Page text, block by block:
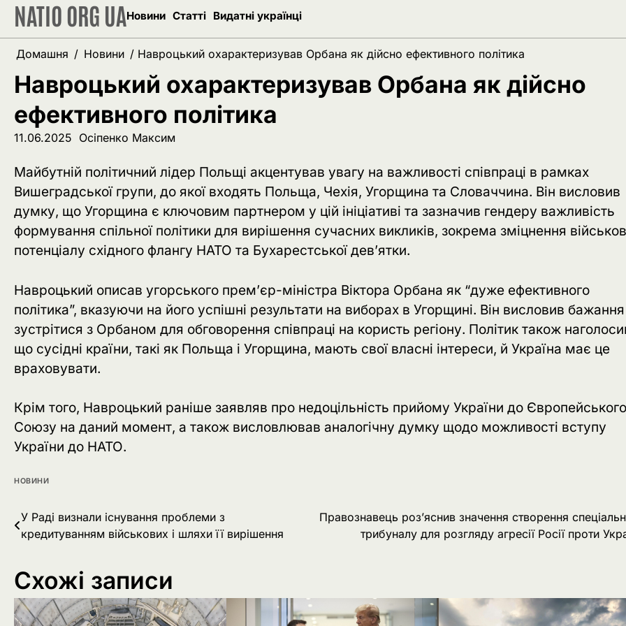
Перейти
вмісту
NATIO ORG UAНовини Статті Видатні українці
Домашня Новини Навроцький охарактеризував Орбана як дійсно ефективного політика
Навроцький охарактеризував Орбана як дійсно
ефективного політика
11.06.2025 Осіпенко Максим
Майбутній політичний лідер Польщі акцентував увагу на важливості співпраці в рамках
Вишеградської групи, до якої входять Польща, Чехія, Угорщина та Словаччина. Він висловив
думку, що Угорщина є ключовим партнером у цій ініціативі та зазначив гендеру важливість
формування спільної політики для вирішення сучасних викликів, зокрема зміцнення
потенціалу східного флангу НАТО та Бухарестської дев’ятки.
Навроцький описав угорського прем’єр-міністра Віктора Орбана як “дуже ефективного
політика”, вказуючи на його успішні результати на виборах в Угорщині. Він висловив бажання
зустрітися з Орбаном для обговорення співпраці на користь регіону. Політик також
що сусідні країни, такі як Польща і Угорщина, мають свої власні інтереси, й Україна має це
враховувати.
Крім того, Навроцький раніше заявляв про недоцільність прийому України до Європейського
Союзу на даний момент, а також висловлював аналогічну думку щодо можливості вступу
України до НАТО.
НОВИНИ
Навігація
записів
У Раді визнали існування проблеми з
кредитуванням військових і шляхи її вирішення
Правознавець роз’яснив значення створення
трибуналу для розгляду агресії Росії проти
Схожі записи